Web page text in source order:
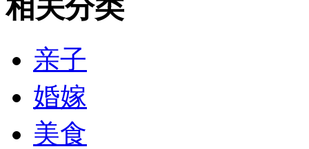
相关分类
亲子
婚嫁
美食